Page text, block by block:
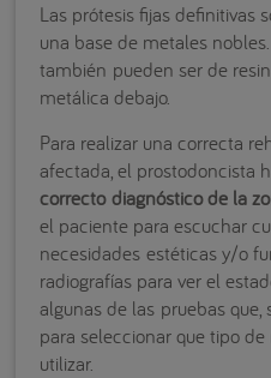
Las prótesis fijas definitivas
una base de metales
también pueden ser de
metálica debajo.
Para realizar una correcta
afectada, el prostodoncista
correcto diagnóstico de la
el paciente para escuchar
necesidades estéticas y/o
radiografías para ver el
algunas de las pruebas que,
para seleccionar que tipo
utilizar.